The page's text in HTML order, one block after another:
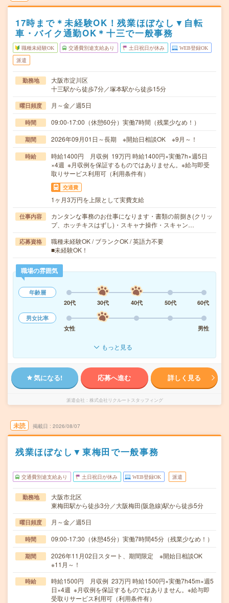
17時まで＊未経験OK！残業ほぼなし▼自転
車・バイク通勤OK＊十三で一般事務
職種未経験OK 交通費別途支給あり 土日祝日が休み WEB登録OK
派遣
勤務地
大阪市淀川区
十三駅から徒歩7分／塚本駅から徒歩15分
曜日頻度 月～金／週5日
時間 09:00-17:00（休憩60分）実働7時間（残業少なめ！）
期間 2026年09月01日～長期 ※開始日相談OK ※9月～！
時給
時給1400円 月収例 19万円 時給1400円×実働7h×週5日
×4週 ※月収例を保証するものではありません。※給与即受
取りサービス利用可（利用条件有）
交通費
1ヶ月3万円を上限として実費支給
仕事内容
カンタンな事務のお仕事になります・書類の前捌き(クリッ
プ、ホッチキスはずし)・スキャナ操作・スキャン…
応募資格
職種未経験OK / ブランクOK / 英語力不要
■未経験OK！
職場の雰囲気
年齢層
20代
30代 40代 50代
60代
男女比率
女性
男性
もっと見る
気になる! 応募へ進む 詳しく見る
派遣会社 株式会社リクルートスタッフィング
未読 掲載日 2026/08/07
残業ほぼなし▼東梅田で一般事務
交通費別途支給あり 土日祝日が休み WEB登録OK 派遣
勤務地
大阪市北区
東梅田駅から徒歩3分／大阪梅田(阪急線)駅から徒歩5分
曜日頻度 月～金／週5日
時間 09:00-17:30（休憩45分）実働7時間45分（残業少なめ！）
期間
2026年11月02日スタート、期間限定 ※開始日相談OK
※11月～！
時給
時給1500円 月収例 23万円 時給1500円×実働7h45m×週5
日×4週 ※月収例を保証するものではありません。※給与即
受取りサービス利用可（利用条件有）